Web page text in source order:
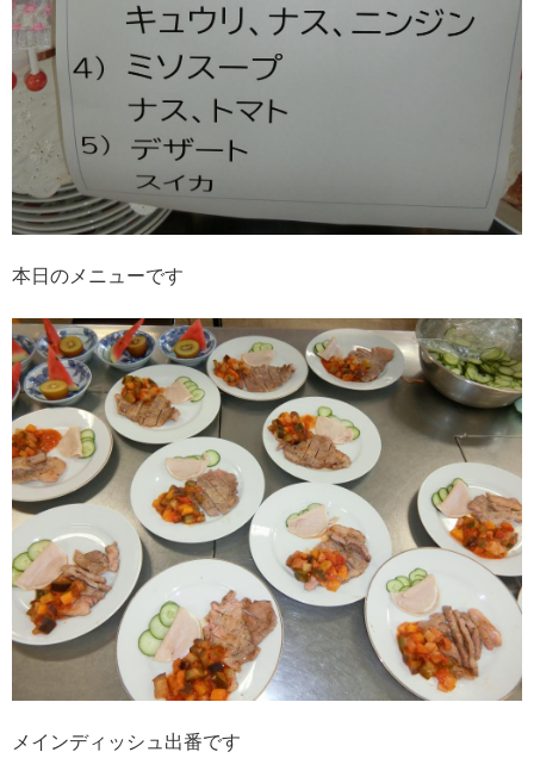
本日のメニューです
メインディッシュ出番です